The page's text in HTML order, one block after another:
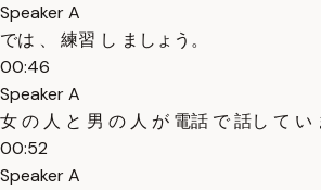
Speaker A
では 、 練習 し ましょう。
00:46
Speaker A
女 の 人 と 男 の 人 が 電話 で 話し て い
00:52
Speaker A